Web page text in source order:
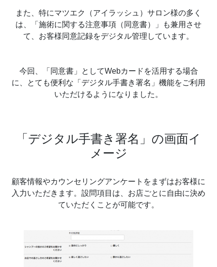
また、特にマツエク（アイラッシュ）サロン様の多く
は、「施術に関する注意事項（同意書）」も兼用させ
て、お客様同意記録をデジタル管理しています。
今回、「同意書」としてWebカードを活用する場合
に、とても便利な「デジタル手書き署名」機能をご利用
いただけるようになりました。
「デジタル手書き署名」の画面イ
メージ
顧客情報やカウンセリングアンケートをまずはお客様に
入力いただきます。設問項目は、お店ごとに自由に決め
ていただくことが可能です。